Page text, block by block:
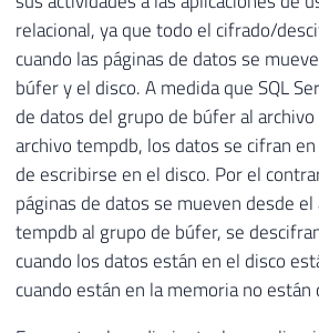
relacional, ya que todo el cifrado/
cuando las páginas de datos se
búfer y el disco. A medida que SQL
de datos del grupo de búfer al archivo
archivo tempdb, los datos se cifran
de escribirse en el disco. Por el
páginas de datos se mueven desde el
tempdb al grupo de búfer, se
cuando los datos están en el disco
cuando están en la memoria no están